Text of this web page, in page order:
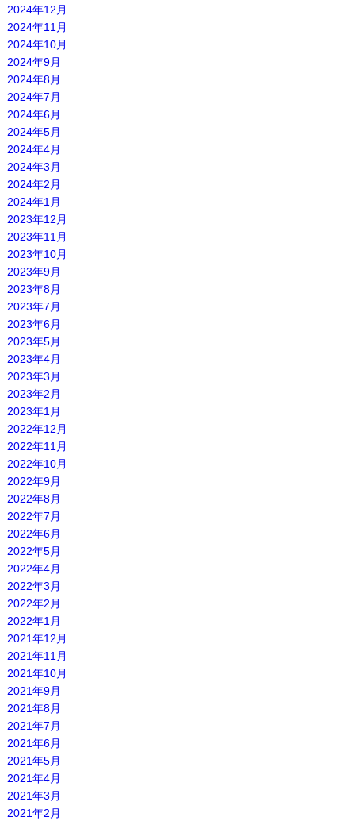
2024年12月
2024年11月
2024年10月
2024年9月
2024年8月
2024年7月
2024年6月
2024年5月
2024年4月
2024年3月
2024年2月
2024年1月
2023年12月
2023年11月
2023年10月
2023年9月
2023年8月
2023年7月
2023年6月
2023年5月
2023年4月
2023年3月
2023年2月
2023年1月
2022年12月
2022年11月
2022年10月
2022年9月
2022年8月
2022年7月
2022年6月
2022年5月
2022年4月
2022年3月
2022年2月
2022年1月
2021年12月
2021年11月
2021年10月
2021年9月
2021年8月
2021年7月
2021年6月
2021年5月
2021年4月
2021年3月
2021年2月